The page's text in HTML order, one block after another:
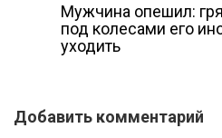
Мужчина опешил:
под колесами его
уходить
Добавить комментарий